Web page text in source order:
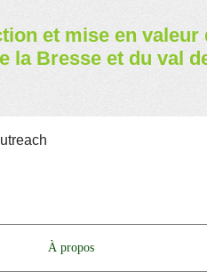
et mise en valeur
la Bresse et du val
À propos